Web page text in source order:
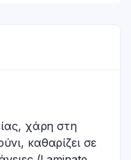
χάρη στη
καθαρίζει σε